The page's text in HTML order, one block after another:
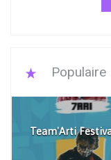
Populaire
Team'Arti